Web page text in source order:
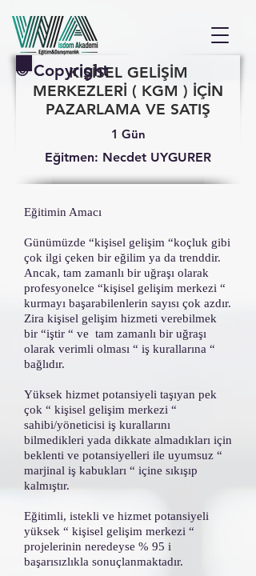
KİŞİSEL GELİŞİM
MERKEZLERİ ( KGM ) İÇİN
PAZARLAMA VE SATIŞ
1 Gün
Eğitmen: Necdet UYGURER
Eğitimin Amacı
Günümüzde “kişisel gelişim “koçluk gibi
çok ilgi çeken bir eğilim ya da trenddir.
Ancak, tam zamanlı bir uğraşı olarak
profesyonelce “kişisel gelişim merkezi “
kurmayı başarabilenlerin sayısı çok azdır.
Zira kişisel gelişim hizmeti verebilmek
bir “iştir “ ve tam zamanlı bir uğraşı
olarak verimli olması “ iş kurallarına “
bağlıdır.
Yüksek hizmet potansiyeli taşıyan pek
çok “ kişisel gelişim merkezi “
sahibi/yöneticisi iş kurallarını
bilmedikleri yada dikkate almadıkları için
beklenti ve potansiyelleri ile uyumsuz “
marjinal iş kabukları “ içine sıkışıp
kalmıştır.
Eğitimli, istekli ve hizmet potansiyeli
yüksek “ kişisel gelişim merkezi “
projelerinin neredeyse % 95 i
başarısızlıkla sonuçlanmaktadır.
© Copyright